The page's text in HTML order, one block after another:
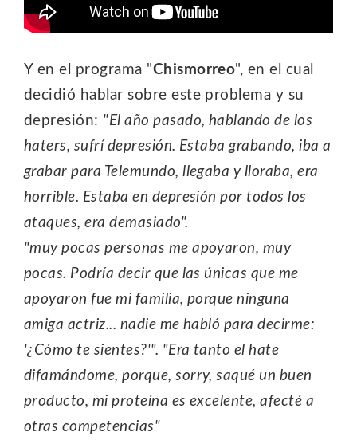
Y en el programa "Chismorreo", en el cual
decidió hablar sobre este problema y su
depresión: "El año pasado, hablando de los
haters, sufrí depresión. Estaba grabando, iba a
grabar para Telemundo, llegaba y lloraba, era
horrible. Estaba en depresión por todos los
ataques, era demasiado".
"muy pocas personas me apoyaron, muy
pocas. Podría decir que las únicas que me
apoyaron fue mi familia, porque ninguna
amiga actriz... nadie me habló para decirme:
'¿Cómo te sientes?'". "Era tanto el hate
difamándome, porque, sorry, saqué un buen
producto, mi proteína es excelente, afecté a
otras competencias"